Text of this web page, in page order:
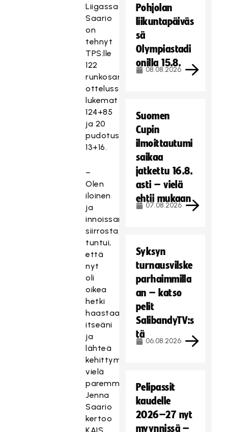
Liigassa
Saario
on
tehnyt
TPS:lle
122
runkosarjan
ottelussaan
lukemat
124+85
ja 20
pudotuspeliottelussa
13+16.
–
Olen
iloinen
ja
innoissani
siirrosta,
tuntui,
että
nyt
oli
oikea
hetki
haastaa
itseäni
ja
lähteä
kehittymään
vielä
paremmaksi,
Jenna
Saario
kertoo
Pohjolan
liikuntapäiväs
sä
Olympiastadi
onilla 15.8.
08.08.2026
Suomen
Cupin
ilmoittautumi
saikaa
jatkettu 16.8.
asti – vielä
ehtii mukaan
07.08.2026
Syksyn
turnausvilske
parhaimmilla
an – katso
pelit
SalibandyTV:s
tä
06.08.2026
Pelipassit
kaudelle
2026–27 nyt
myynnissä –